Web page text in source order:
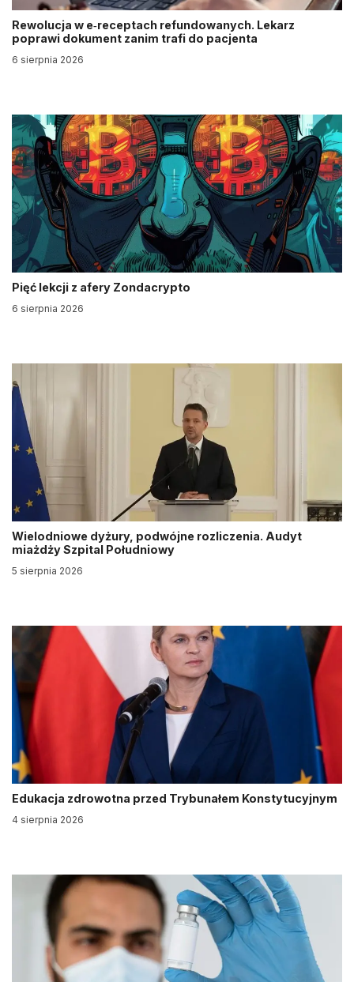
Rewolucja w e‑receptach refundowanych. Lekarz
poprawi dokument zanim trafi do pacjenta
6 sierpnia 2026
Pięć lekcji z afery Zondacrypto
6 sierpnia 2026
Wielodniowe dyżury, podwójne rozliczenia. Audyt
miażdży Szpital Południowy
5 sierpnia 2026
Edukacja zdrowotna przed Trybunałem Konstytucyjnym
4 sierpnia 2026